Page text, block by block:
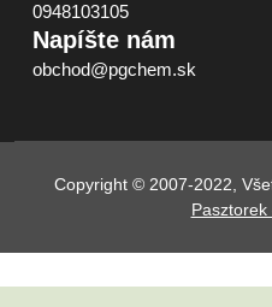
0948103105
Napíšte nám
obchod@pgchem.sk
Copyright © 2007-2022,
Pasztorek